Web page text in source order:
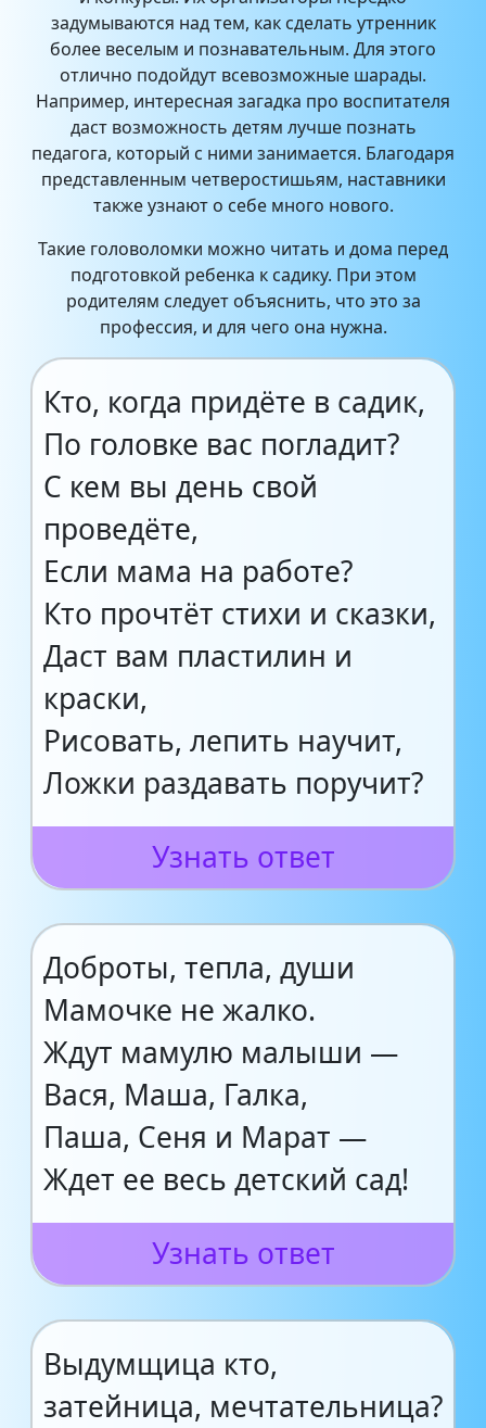
задумываются над тем, как сделать утренник
более веселым и познавательным. Для этого
отлично подойдут всевозможные шарады.
Например, интересная загадка про воспитателя
даст возможность детям лучше познать
педагога, который с ними занимается. Благодаря
представленным четверостишьям, наставники
также узнают о себе много нового.
Такие головоломки можно читать и дома перед
подготовкой ребенка к садику. При этом
родителям следует объяснить, что это за
профессия, и для чего она нужна.
Кто, когда придёте в садик,
По головке вас погладит?
С кем вы день свой
проведёте,
Если мама на работе?
Кто прочтёт стихи и сказки,
Даст вам пластилин и
краски,
Рисовать, лепить научит,
Ложки раздавать поручит?
Узнать ответ
Доброты, тепла, души
Мамочке не жалко.
Ждут мамулю малыши —
Вася, Маша, Галка,
Паша, Сеня и Марат —
Ждет ее весь детский сад!
Узнать ответ
Выдумщица кто,
затейница, мечтательница?